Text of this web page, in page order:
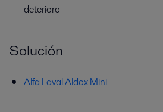
deterioro
Solución
Alfa Laval Aldox Mini